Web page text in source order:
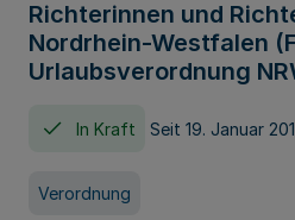
Richterinnen und
Nordrhein-Westfalen
Urlaubsverordnung
In Kraft Seit 19. Januar
Verordnung